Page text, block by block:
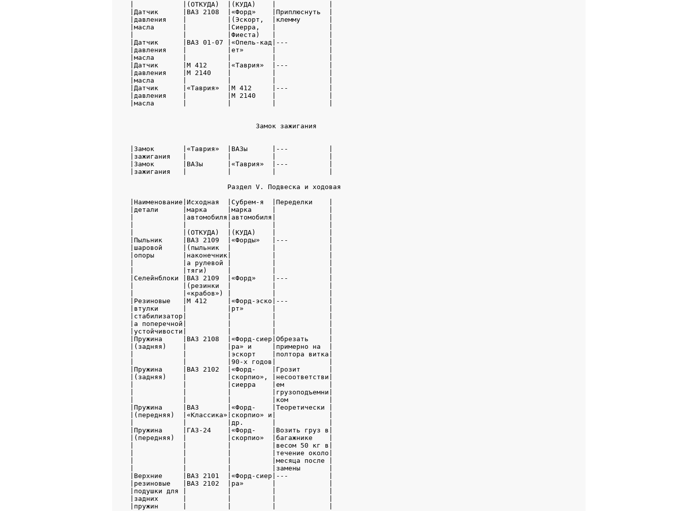
|            |(ОТКУДА)  |(КУДА)    |             |
|Датчик      |ВАЗ 2108  |«Форд»    |Приплюснуть  |
|давления    |          |(Эскорт,  |клемму       |
|масла       |          |Сиерра,   |             |
|            |          |Фиеста)   |             |
|Датчик      |ВАЗ 01-07 |«Опель-кад|---          |
|давления    |          |ет»       |             |
|масла       |          |          |             |
|Датчик      |М 412     |«Таврия»  |---          |
|давления    |М 2140    |          |             |
|масла       |          |          |             |
|Датчик      |«Таврия»  |М 412     |---          |
|давления    |          |М 2140    |             |
|масла       |          |          |             |
                               Замок зажигания
|Замок       |«Таврия»  |ВАЗы      |---          |
|зажигания   |          |          |             |
|Замок       |ВАЗы      |«Таврия»  |---          |
|зажигания   |          |          |             |
                        Раздел V. Подвеска и ходовая
|Наименование|Исходная  |Субрем-я  |Переделки    |
|детали      |марка     |марка     |             |
|            |автомобиля|автомобиля|             |
|            |(ОТКУДА)  |(КУДА)    |             |
|Пыльник     |ВАЗ 2109  |«Форды»   |---          |
|шаровой     |(пыльник  |          |             |
|опоры       |наконечник|          |             |
|            |а рулевой |          |             |
|            |тяги)     |          |             |
|Селейнблоки |ВАЗ 2109  |«Форд»    |---          |
|            |(резинки  |          |             |
|            |«крабов») |          |             |
|Резиновые   |М 412     |«Форд-эско|---          |
|втулки      |          |рт»       |             |
|стабилизатор|          |          |             |
|а поперечной|          |          |             |
|устойчивости|          |          |             |
|Пружина     |ВАЗ 2108  |«Форд-сиер|Обрезать     |
|(задняя)    |          |ра» и     |примерно на  |
|            |          |эскорт    |полтора витка|
|            |          |90-х годов|             |
|Пружина     |ВАЗ 2102  |«Форд-    |Грозит       |
|(задняя)    |          |скорпио», |несоответстви|
|            |          |сиерра    |ем           |
|            |          |          |грузоподъемни|
|            |          |          |ком          |
|Пружина     |ВАЗ       |«Форд-    |Теоретически |
|(передняя)  |«Классика»|скорпио» и|             |
|            |          |др.       |             |
|Пружина     |ГАЗ-24    |«Форд-    |Возить груз в|
|(передняя)  |          |скорпио»  |багажнике    |
|            |          |          |весом 50 кг в|
|            |          |          |течение около|
|            |          |          |месяца после |
|            |          |          |замены       |
|Верхние     |ВАЗ 2101  |«Форд-сиер|---          |
|резиновые   |ВАЗ 2102  |ра»       |             |
|подушки для |          |          |             |
|задних      |          |          |             |
|пружин      |          |          |             |